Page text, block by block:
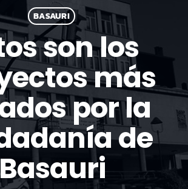
BASAURI
son los
más
por la
de